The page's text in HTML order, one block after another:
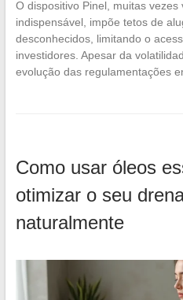
O dispositivo Pinel, muitas
indispensável, impõe tetos de
desconhecidos, limitando o
investidores. Apesar da
evolução das regulamentações
Como usar óleos
otimizar o seu
naturalmente